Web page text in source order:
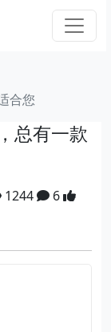
合您
总有一款
1244
6